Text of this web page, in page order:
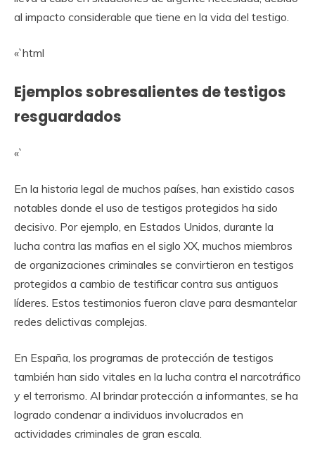
al impacto considerable que tiene en la vida del testigo.
«`html
Ejemplos sobresalientes de testigos
resguardados
«`
En la historia legal de muchos países, han existido casos
notables donde el uso de testigos protegidos ha sido
decisivo. Por ejemplo, en Estados Unidos, durante la
lucha contra las mafias en el siglo XX, muchos miembros
de organizaciones criminales se convirtieron en testigos
protegidos a cambio de testificar contra sus antiguos
líderes. Estos testimonios fueron clave para desmantelar
redes delictivas complejas.
En España, los programas de protección de testigos
también han sido vitales en la lucha contra el narcotráfico
y el terrorismo. Al brindar protección a informantes, se ha
logrado condenar a individuos involucrados en
actividades criminales de gran escala.